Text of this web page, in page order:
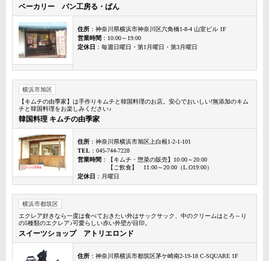
ベーカリー パン工房る・ぱん
住所 ：神奈川県横浜市神奈川区六角橋1-8-4 山室ビル 1F
営業時間 ：10:00～19:00
定休日 ：毎週日曜日・第1月曜日・第3月曜日
横浜市旭区
【キムチの由季家】は手作りキムチと韓国料理のお店。安心でおいしい!無添加のキム
チと韓国料理をお楽しみください♪
韓国料理 キムチの由季家
住所 ：神奈川県横浜市旭区上白根1-2-1-101
TEL ：045-744-7228
営業時間 ：【キムチ・惣菜の販売】10:00～20:00
【ご飲食】 11:00～20:00（L.O19:00）
定休日 ：月曜日
横浜市都筑区
エクレア好きなら一度は食べておきたい外はサックサック、中のクリームはとろ～り
の5種類のエクレア♪可愛らしい赤い外壁が目印。
スイーツショップ アトリエロンド
住所 ：神奈川県横浜市都筑区茅ケ崎南2-19-18 C-SQUARE 1F